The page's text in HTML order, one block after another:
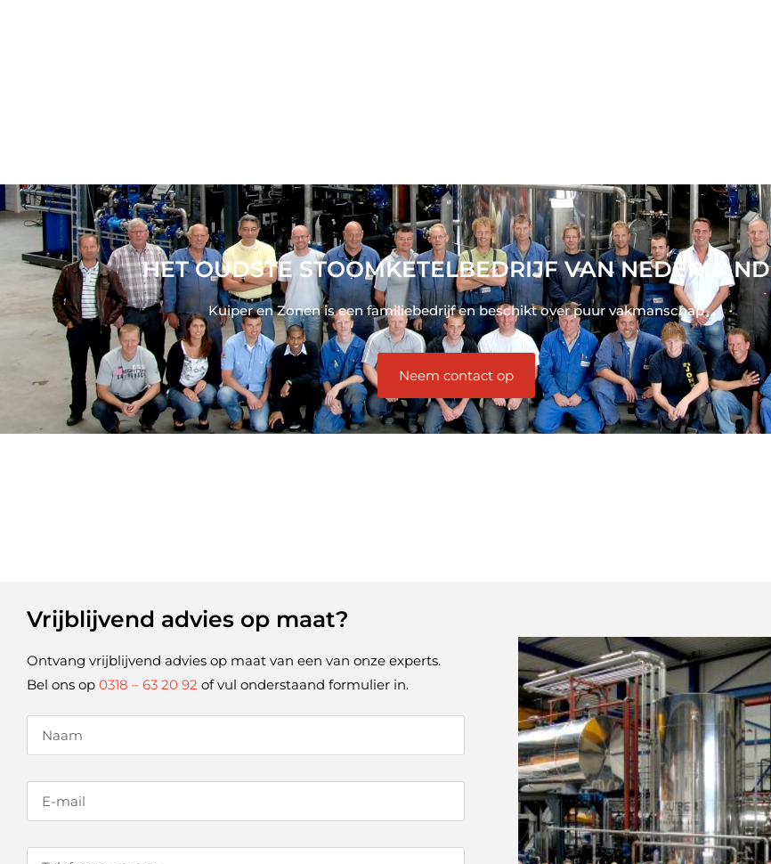
HET OUDSTE STOOMKETELBEDRIJF VAN NEDERLAND
Kuiper en Zonen is een familiebedrijf en beschikt over puur vakmanschap
Neem contact op
Vrijblijvend advies op maat?
Ontvang vrijblijvend advies op maat van een van onze experts.
Bel ons op 0318 – 63 20 92 of vul onderstaand formulier in.